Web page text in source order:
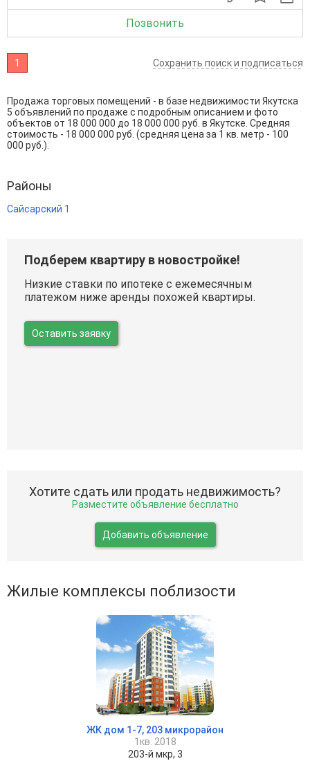
Позвонить
1 Сохранить поиск и подписаться
Продажа торговых помещений - в базе недвижимости Якутска
5 объявлений по продаже с подробным описанием и фото
объектов от 18 000 000 до 18 000 000 руб. в Якутске. Средняя
стоимость - 18 000 000 руб. (средняя цена за 1 кв. метр - 100
000 руб.).
Районы
Сайсарский 1
Подберем квартиру в новостройке!
Низкие ставки по ипотеке с ежемесячным
платежом ниже аренды похожей квартиры.
Оставить заявку
Хотите сдать или продать недвижимость?
Разместите объявление бесплатно
Добавить объявление
Жилые комплексы поблизости
ЖК дом 1-7, 203 микрорайон
1кв. 2018
203-й мкр, 3